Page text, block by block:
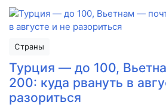
Страны
Турция — до 100,
200: куда рвануть в
разориться